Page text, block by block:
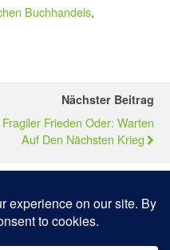
Buchhandels,
Nächster Beitrag
Fragiler Frieden Oder: Warten
Auf Den Nächsten Krieg